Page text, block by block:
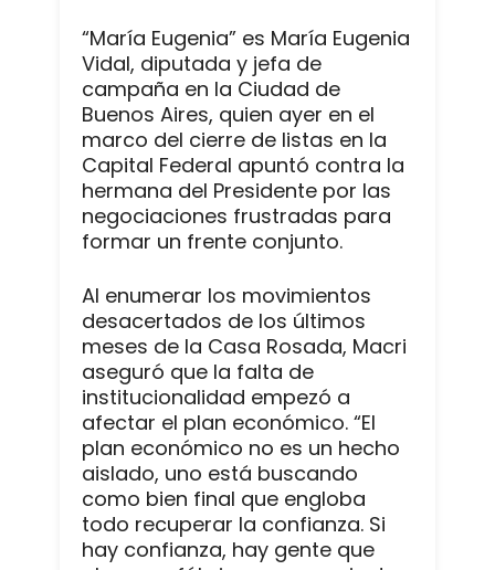
“María Eugenia” es María Eugenia
Vidal, diputada y jefa de
campaña en la Ciudad de
Buenos Aires, quien ayer en el
marco del cierre de listas en la
Capital Federal apuntó contra la
hermana del Presidente por las
negociaciones frustradas para
formar un frente conjunto.
Al enumerar los movimientos
desacertados de los últimos
meses de la Casa Rosada, Macri
aseguró que la falta de
institucionalidad empezó a
afectar el plan económico. “El
plan económico no es un hecho
aislado, uno está buscando
como bien final que engloba
todo recuperar la confianza. Si
hay confianza, hay gente que